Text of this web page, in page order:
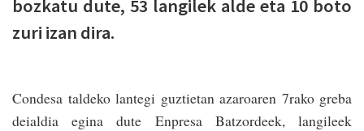
bozkatu dute, 53 langilek alde eta 10 boto
zuri izan dira.
Condesa taldeko lantegi guztietan azaroaren 7rako greba
deialdia egina dute Enpresa Batzordeek, langileek